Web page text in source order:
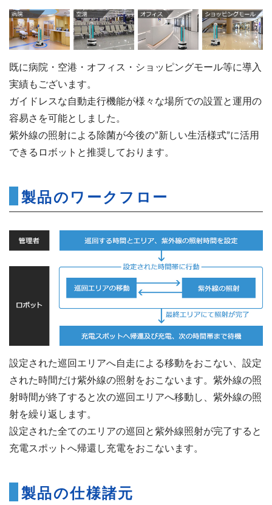
既に病院・空港・オフィス・ショッピングモール等に導入
実績もございます。
ガイドレスな自動走行機能が様々な場所での設置と運用の
容易さを可能としました。
紫外線の照射による除菌が今後の”新しい生活様式”に活用
できるロボットと推奨しております。
製品のワークフロー
設定された巡回エリアへ自走による移動をおこない、設定
された時間だけ紫外線の照射をおこないます。紫外線の照
射時間が終了すると次の巡回エリアへ移動し、紫外線の照
射を繰り返します。
設定された全てのエリアの巡回と紫外線照射が完了すると
充電スポットへ帰還し充電をおこないます。
製品の仕様諸元